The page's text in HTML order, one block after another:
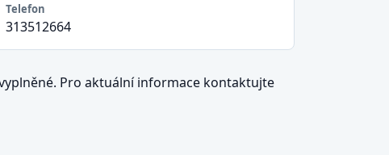
Telefon
313512664
Pro aktuální informace kontaktujte